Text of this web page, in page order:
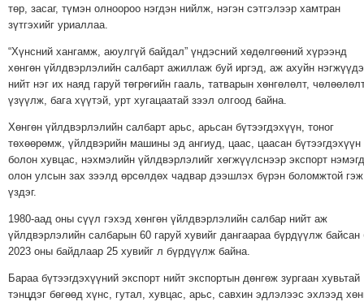
ТОЙРОНД
ХУУЛИЙН
ЭРГЭН
ТОЙРОНД
ЕРӨНХИЙЛӨГЧИЙН
СОНГУУЛЬ-2017
төр, засаг, түмэн олноороо нэгдэн нийлж, нэгэн сэтгэлээр хамтран
зүтгэхийг уриаллаа.
“Хүнсний хангамж, аюулгүй байдал” үндэсний хөдөлгөөний хүрээнд
хөнгөн үйлдвэрлэлийн салбарт ажиллаж буй иргэд, аж ахуйн
нийт нэг их наяд гаруй төгрөгийн гааль, татварын хөнгөлөлт,
үзүүлж, бага хүүтэй, урт хугацаатай зээл олгоод байна.
Хөнгөн үйлдвэрлэлийн салбарт арьс, арьсан бүтээгдэхүүн, тоног
төхөөрөмж, үйлдвэрийн машины эд ангиуд, цаас, цаасан бүтээгдэхүүн
болон хувцас, нэхмэлийн үйлдвэрлэлийг хөгжүүлснээр экспорт
олон улсын зах зээлд өрсөлдөх чадвар дээшлэх бүрэн боломжтой гэж
үздэг.
1980-аад оны сүүл гэхэд хөнгөн үйлдвэрлэлийн салбар нийт аж
үйлдвэрлэлийн салбарын 60 гаруй хувийг дангаараа бүрдүүлж байсан
2023 оны байдлаар 25 хувийг л бүрдүүлж байна.
Бараа бүтээгдэхүүний экспорт нийт экспортын дөнгөж зургаан хувьтай
тэнцдэг бөгөөд хүнс, гутал, хувцас, арьс, савхин эдлэлээс эхлээд